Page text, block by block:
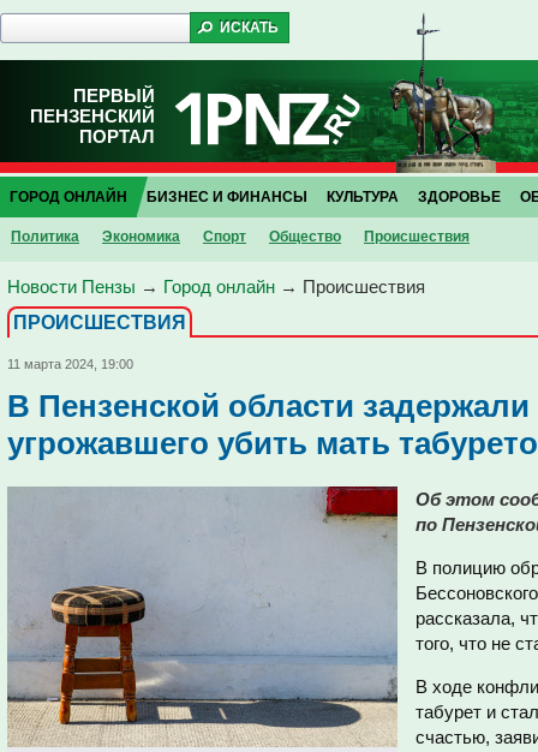
ПЕРВЫЙ
ПЕНЗЕНСКИЙ
ПОРТАЛ
ГОРОД ОНЛАЙН
Политика Экономика Спорт Общество Проиcшествия
БИЗНЕС И ФИНАНСЫ КУЛЬТУРА ЗДОРОВЬЕ
Новости Пензы → Город онлайн → Проиcшествия
ПРОИCШЕСТВИЯ
11 марта 2024, 19:00
В Пензенской области
угрожавшего убить мать
Об этом
по
В полицию
рассказала,
того, что не
В ходе
табурет и
счастью,